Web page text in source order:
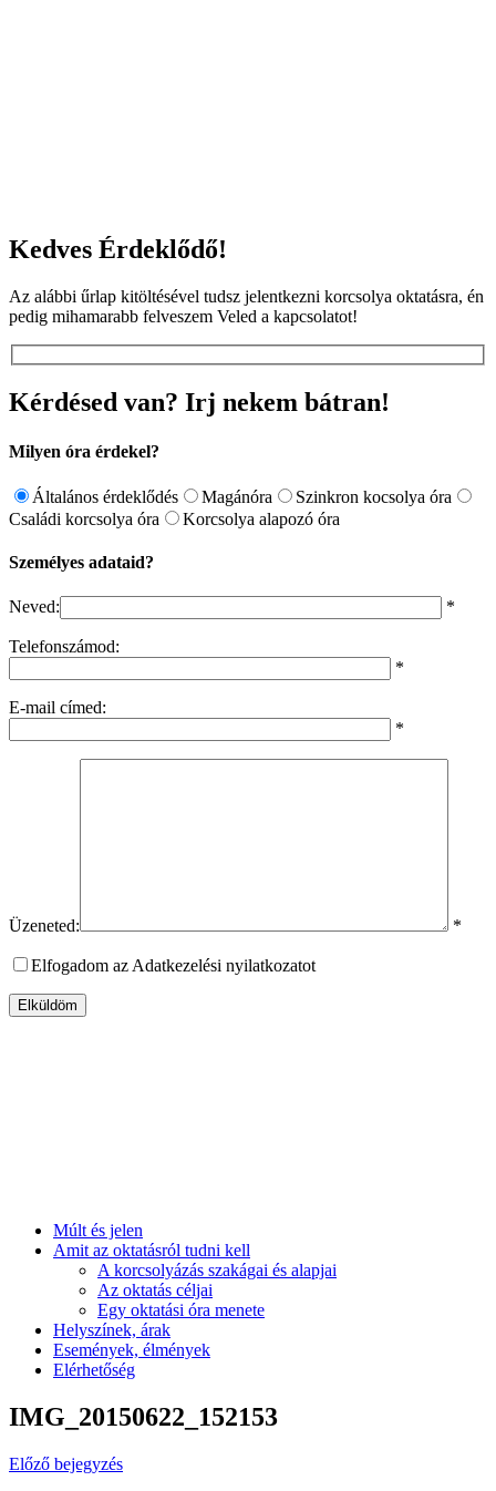
Kedves Érdeklődő!
Az alábbi űrlap kitöltésével tudsz jelentkezni korcsolya oktatásra, én
pedig mihamarabb felveszem Veled a kapcsolatot!
Kérdésed van? Irj nekem bátran!
Milyen óra érdekel?
Általános érdeklődés Magánóra
Szinkron kocsolya óra
Családi korcsolya óra
Korcsolya alapozó óra
Személyes adataid?
Neved: *
Telefonszámod:
*
E-mail címed:
*
Üzeneted: *
Elfogadom az Adatkezelési nyilatkozatot
Múlt és jelen
Amit az oktatásról tudni kell
A korcsolyázás szakágai és alapjai
Az oktatás céljai
Egy oktatási óra menete
Helyszínek, árak
Események, élmények
Elérhetőség
IMG_20150622_152153
Előző bejegyzés